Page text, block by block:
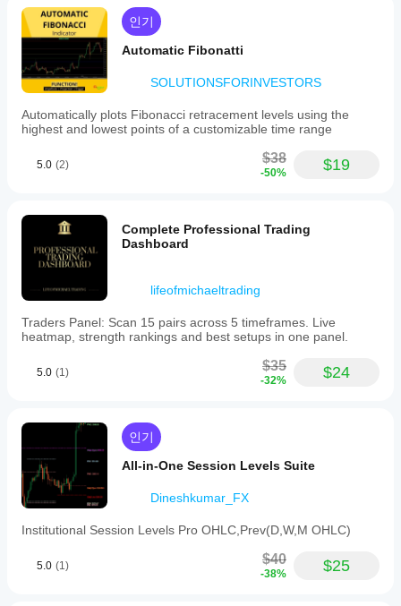
인기
Automatic Fibonatti
SOLUTIONSFORINVESTORS
Automatically plots Fibonacci retracement levels using the
highest and lowest points of a customizable time range
5.0 (2) $38
-50% $19
Complete Professional Trading
Dashboard
lifeofmichaeltrading
Traders Panel: Scan 15 pairs across 5 timeframes. Live
heatmap, strength rankings and best setups in one panel.
5.0 (1) $35
-32% $24
인기
All-in-One Session Levels Suite
Dineshkumar_FX
Institutional Session Levels Pro OHLC,Prev(D,W,M OHLC)
5.0 (1) $40
-38% $25